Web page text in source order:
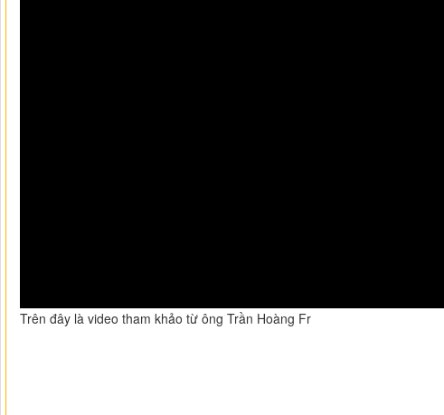
Trên đây là video tham khảo từ ông Trần Hoàng Fr